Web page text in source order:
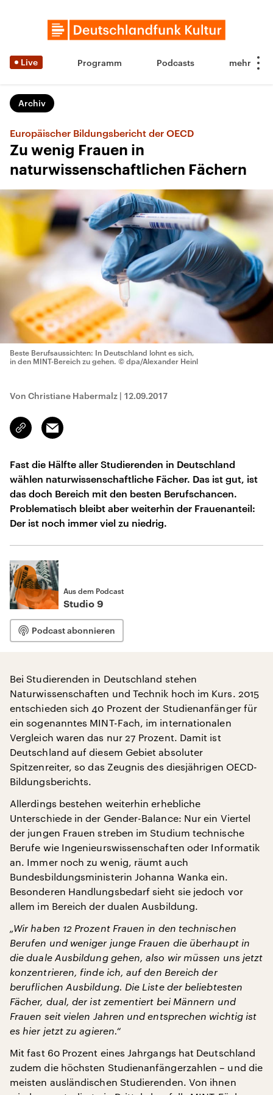
Live Programm Podcasts
Archiv
Europäischer Bildungsbericht der OECD
Zu wenig Frauen in
naturwissenschaftlichen Fächern
Beste Berufsaussichten: In Deutschland lohnt es sich,
in den MINT-Bereich zu gehen. © dpa/Alexander Heinl
Von Christiane Habermalz | 12.09.2017
Link
kopieren/teilen
Email
Fast die Hälfte aller Studierenden in Deutschland
wählen naturwissenschaftliche Fächer. Das ist gut, ist
das doch Bereich mit den besten Berufschancen.
Problematisch bleibt aber weiterhin der Frauenanteil:
Der ist noch immer viel zu niedrig.
Aus dem Podcast
Studio 9
Podcast abonnieren
Bei Studierenden in Deutschland stehen
Naturwissenschaften und Technik hoch im Kurs. 2015
entschieden sich 40 Prozent der Studienanfänger für
ein sogenanntes MINT-Fach, im internationalen
Vergleich waren das nur 27 Prozent. Damit ist
Deutschland auf diesem Gebiet absoluter
Spitzenreiter, so das Zeugnis des diesjährigen OECD-
Bildungsberichts.
Allerdings bestehen weiterhin erhebliche
Unterschiede in der Gender-Balance: Nur ein Viertel
der jungen Frauen streben im Studium technische
Berufe wie Ingenieurswissenschaften oder Informatik
an. Immer noch zu wenig, räumt auch
Bundesbildungsministerin Johanna Wanka ein.
Besonderen Handlungsbedarf sieht sie jedoch vor
allem im Bereich der dualen Ausbildung.
„Wir haben 12 Prozent Frauen in den technischen
Berufen und weniger junge Frauen die überhaupt in
die duale Ausbildung gehen, also wir müssen uns jetzt
konzentrieren, finde ich, auf den Bereich der
beruflichen Ausbildung. Die Liste der beliebtesten
Fächer, dual, der ist zementiert bei Männern und
Frauen seit vielen Jahren und entsprechen wichtig ist
es hier jetzt zu agieren.“
Mit fast 60 Prozent eines Jahrgangs hat Deutschland
zudem die höchsten Studienanfängerzahlen – und die
meisten ausländischen Studierenden. Von ihnen